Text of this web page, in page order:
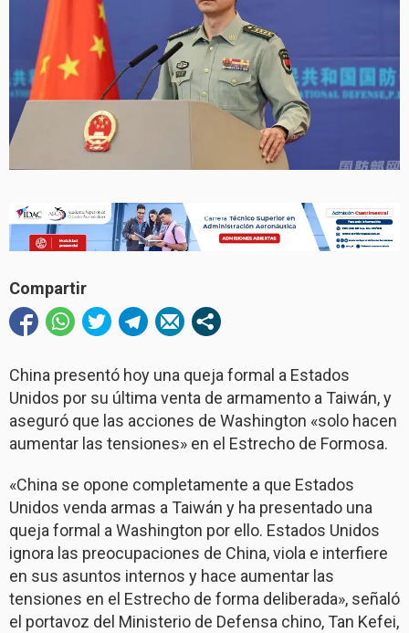
Compartir
China presentó hoy una queja formal a Estados
Unidos por su última venta de armamento a Taiwán, y
aseguró que las acciones de Washington «solo hacen
aumentar las tensiones» en el Estrecho de Formosa.
«China se opone completamente a que Estados
Unidos venda armas a Taiwán y ha presentado una
queja formal a Washington por ello. Estados Unidos
ignora las preocupaciones de China, viola e interfiere
en sus asuntos internos y hace aumentar las
tensiones en el Estrecho de forma deliberada», señaló
el portavoz del Ministerio de Defensa chino, Tan Kefei,